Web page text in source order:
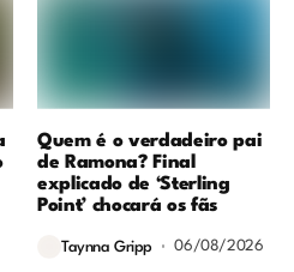
Quem é o verdadeiro pai
de Ramona? Final
explicado de ‘Sterling
Point’ chocará os fãs
Taynna Gripp 06/08/2026